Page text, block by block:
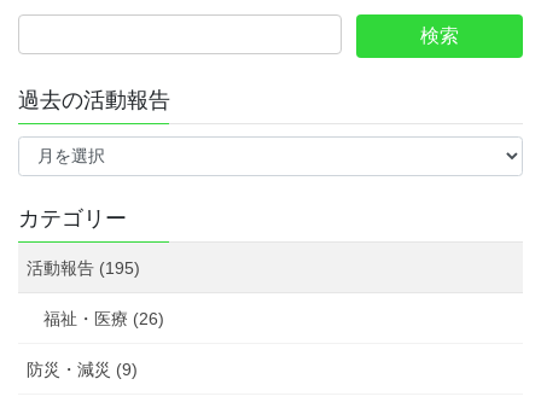
の
ペ
ー
ジ
送
ジ
ジ
ジ
ジ
過去の活動報告
過
活
報
カテゴリー
活動報告 (195)
福祉・医療 (26)
防災・減災 (9)